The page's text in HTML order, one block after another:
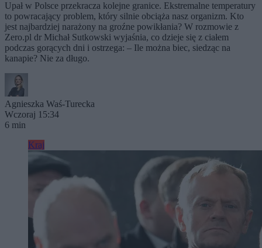
Upał w Polsce przekracza kolejne granice. Ekstremalne temperatury
to powracający problem, który silnie obciąża nasz organizm. Kto
jest najbardziej narażony na groźne powikłania? W rozmowie z
Zero.pl dr Michał Sutkowski wyjaśnia, co dzieje się z ciałem
podczas gorących dni i ostrzega: – Ile można biec, siedząc na
kanapie? Nie za długo.
Agnieszka Waś-Turecka
Wczoraj 15:34
6 min
Kraj